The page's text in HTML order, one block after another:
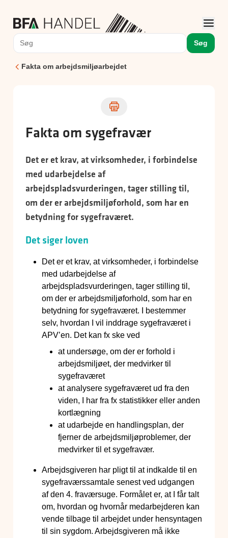
Søg
Fakta om arbejdsmiljøarbejdet
Fakta om sygefravær
Det er et krav, at virksomheder, i forbindelse
med udarbejdelse af
arbejdspladsvurderingen, tager stilling til,
om der er arbejdsmiljøforhold, som har en
betydning for sygefraværet.
Det siger loven
Det er et krav, at virksomheder, i forbindelse
med udarbejdelse af
arbejdspladsvurderingen, tager stilling til,
om der er arbejdsmiljøforhold, som har en
betydning for sygefraværet. I bestemmer
selv, hvordan I vil inddrage sygefraværet i
APV’en. Det kan fx ske ved
at undersøge, om der er forhold i
arbejdsmiljøet, der medvirker til
sygefraværet
at analysere sygefraværet ud fra den
viden, I har fra fx statistikker eller anden
kortlægning
at udarbejde en handlingsplan, der
fjerner de arbejdsmiljøproblemer, der
medvirker til et sygefravær.
Arbejdsgiveren har pligt til at indkalde til en
sygefraværssamtale senest ved udgangen
af den 4. fraværsuge. Formålet er, at I får talt
om, hvordan og hvornår medarbejderen kan
vende tilbage til arbejdet under hensyntagen
til sin sygdom. Arbejdsgiveren må ikke